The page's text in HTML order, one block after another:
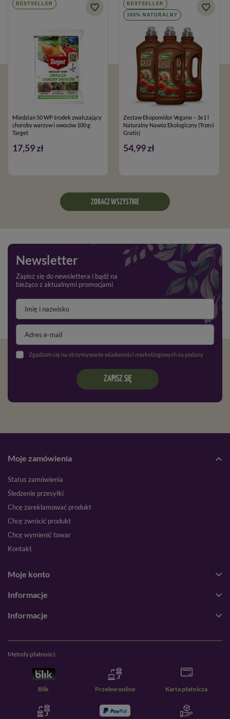
BESTSELLER
Miedzian 50 WP środek zwalczający
choroby warzyw i owoców 100 g
Target
17,59 zł
BESTSELLER
100% NATURALNY
Zestaw Ekopomidor Vegano – 3x1 l
Naturalny Nawóz Ekologiczny (Trzeci
Gratis)
54,99 zł
ZOBACZ WSZYSTKIE
Newsletter
Zapisz się do newslettera i bądź na
bieżąco z aktualnymi promocjami
Zgadzam się na otrzymywanie wiadomości marketingowych na podany adres e-mail oraz przetwarzanie danych osobowych zgodnie z
ZAPISZ SIĘ
Moje zamówienia
Status zamówienia
Śledzenie przesyłki
Chcę zareklamować produkt
Chcę zwrócić produkt
Chcę wymienić towar
Kontakt
Moje konto
Informacje
Informacje
Metody płatności:
Blik Przelew online Karta płatnicza